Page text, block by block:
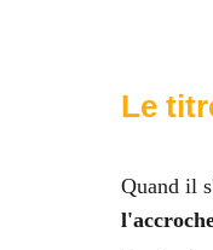
Le
Quand il